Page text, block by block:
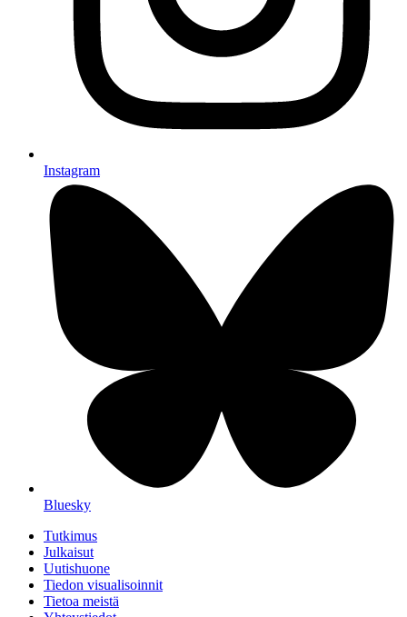
Instagram
Bluesky
Tutkimus
Julkaisut
Uutishuone
Tiedon visualisoinnit
Tietoa meistä